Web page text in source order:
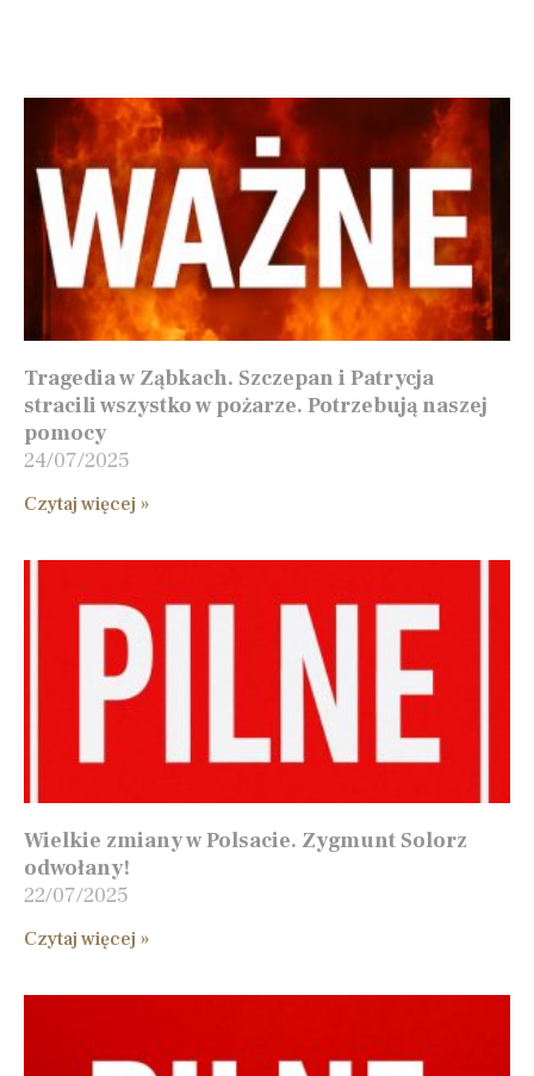
Tragedia w Ząbkach. Szczepan i Patrycja
stracili wszystko w pożarze. Potrzebują naszej
pomocy
24/07/2025
Czytaj więcej »
Wielkie zmiany w Polsacie. Zygmunt Solorz
odwołany!
22/07/2025
Czytaj więcej »